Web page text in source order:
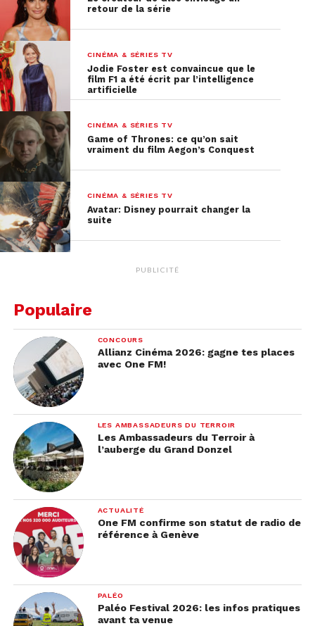
retour de la série
CINÉMA & SÉRIES TV
Jodie Foster est convaincue que le
film F1 a été écrit par l’intelligence
artificielle
CINÉMA & SÉRIES TV
Game of Thrones: ce qu’on sait
vraiment du film Aegon’s Conquest
CINÉMA & SÉRIES TV
Avatar: Disney pourrait changer la
suite
PUBLICITÉ
Populaire
CONCOURS
Allianz Cinéma 2026: gagne tes places
avec One FM!
LES AMBASSADEURS DU TERROIR
Les Ambassadeurs du Terroir à
l’auberge du Grand Donzel
ACTUALITÉ
One FM confirme son statut de radio de
référence à Genève
PALÉO
Paléo Festival 2026: les infos pratiques
avant ta venue